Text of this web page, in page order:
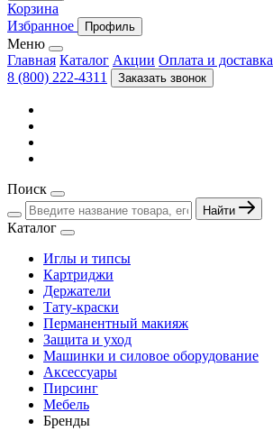
Корзина
Избранное
Профиль
Меню
Главная Каталог Акции Оплата и доставка
8 (800) 222-4311
Заказать звонок
Поиск
Найти
Каталог
Иглы и типсы
Картриджи
Держатели
Тату-краски
Перманентный макияж
Защита и уход
Машинки и силовое оборудование
Аксессуары
Пирсинг
Мебель
Бренды